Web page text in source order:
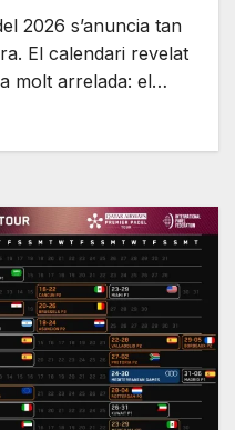
2026 s’anuncia tan
El calendari revelat
molt arrelada: el…